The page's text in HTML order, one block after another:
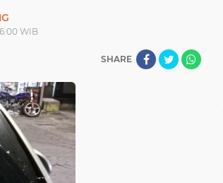
WIB
SHARE